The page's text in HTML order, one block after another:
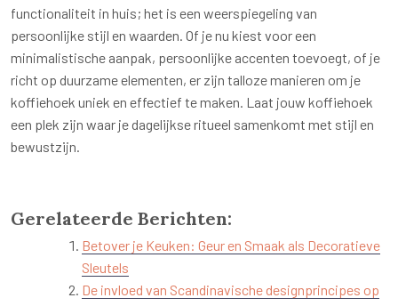
functionaliteit in huis; het is een weerspiegeling van
persoonlijke stijl en waarden. Of je nu kiest voor een
minimalistische aanpak, persoonlijke accenten toevoegt, of je
richt op duurzame elementen, er zijn talloze manieren om je
koffiehoek uniek en effectief te maken. Laat jouw koffiehoek
een plek zijn waar je dagelijkse ritueel samenkomt met stijl en
bewustzijn.
Gerelateerde Berichten:
Betover je Keuken: Geur en Smaak als Decoratieve
Sleutels
De invloed van Scandinavische designprincipes op